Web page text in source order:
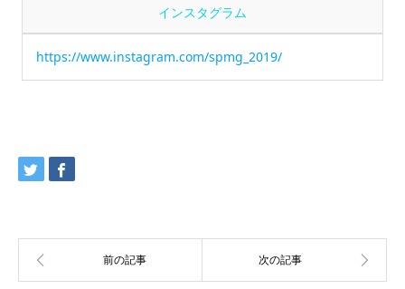
インスタグラム
https://www.instagram.com/spmg_2019/